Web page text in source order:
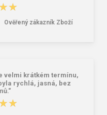
Ověřený zákazník Zboží
velmi krátkém termínu,
rychlá, jasná, bez